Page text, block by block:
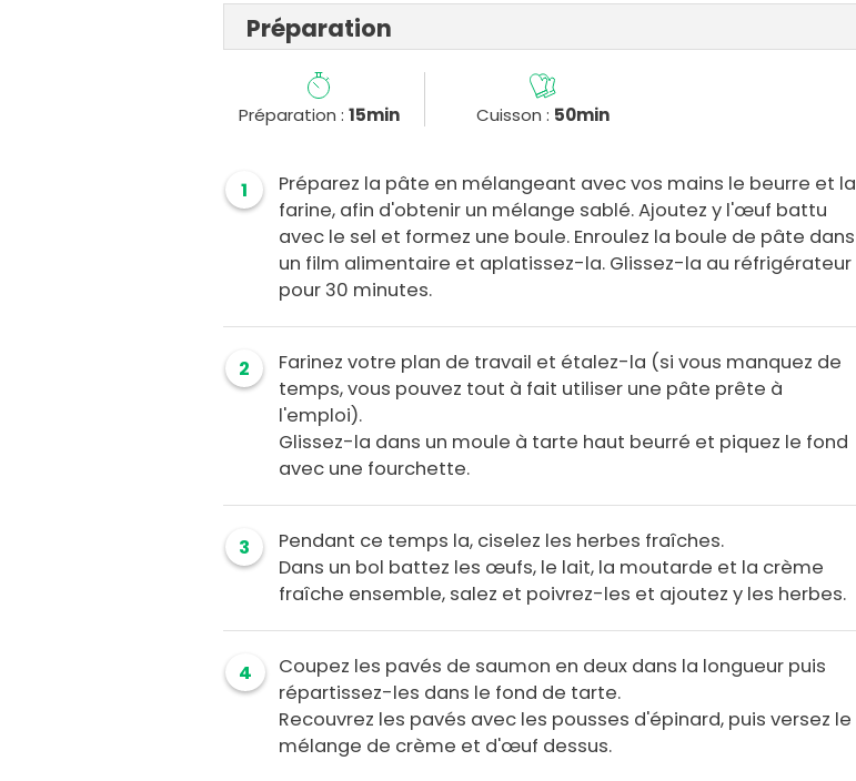
Préparation
Préparation : 15min Cuisson : 50min
1
Préparez la pâte en mélangeant avec vos mains le beurre et la
farine, afin d'obtenir un mélange sablé. Ajoutez y l'œuf battu
avec le sel et formez une boule. Enroulez la boule de pâte dans
un film alimentaire et aplatissez-la. Glissez-la au réfrigérateur
pour 30 minutes.
2
Farinez votre plan de travail et étalez-la (si vous manquez de
temps, vous pouvez tout à fait utiliser une pâte prête à
l'emploi).
Glissez-la dans un moule à tarte haut beurré et piquez le fond
avec une fourchette.
3
Pendant ce temps la, ciselez les herbes fraîches.
Dans un bol battez les œufs, le lait, la moutarde et la crème
fraîche ensemble, salez et poivrez-les et ajoutez y les herbes.
4
Coupez les pavés de saumon en deux dans la longueur puis
répartissez-les dans le fond de tarte.
Recouvrez les pavés avec les pousses d'épinard, puis versez le
mélange de crème et d'œuf dessus.